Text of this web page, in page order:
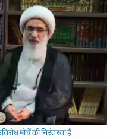
मोर्चे की निरंतरता है